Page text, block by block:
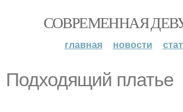
СОВРЕМЕННАЯ
главная новости
Подходящий платье